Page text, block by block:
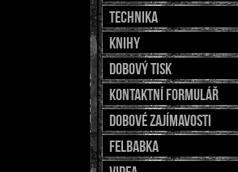
Technika
Knihy
Dobový tisk
Kontaktní formulář
Dobové zajímavosti
Felbabka